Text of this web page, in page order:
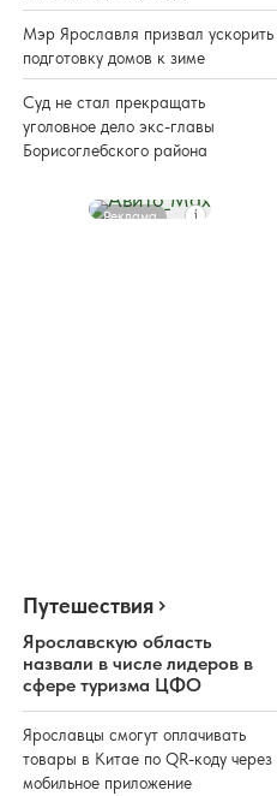
Мэр Ярославля призвал ускорить
подготовку домов к зиме
Суд не стал прекращать
уголовное дело экс-главы
Борисоглебского района
Реклама
Путешествия
Ярославскую область
назвали в числе лидеров в
сфере туризма ЦФО
Ярославцы смогут оплачивать
товары в Китае по QR-коду через
мобильное приложение